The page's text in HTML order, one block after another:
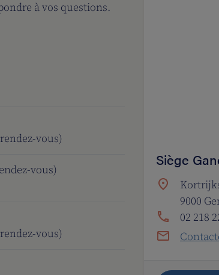
à vos questions.
vous)
vous)
vous)
Siège
9000
02 218